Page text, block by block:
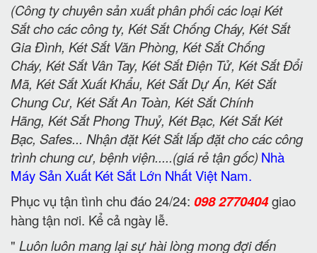
(Công ty chuyên sản xuất phân phối các loại Két
Sắt cho các công ty, Két Sắt Chống Cháy, Két Sắt
Gia Đình, Két Sắt Văn Phòng, Két Sắt Chống
Cháy, Két Sắt Vân Tay, Két Sắt Điện Tử, Két Sắt Đổi
Mã, Két Sắt Xuất Khẩu, Két Sắt Dự Án, Két Sắt
Chung Cư, Két Sắt An Toàn, Két Sắt Chính
Hãng, Két Sắt Phong Thuỷ, Két Bạc, Két Sắt Két
Bạc, Safes... Nhận đặt Két Sắt lắp đặt cho các công
trình chung cư, bệnh viện.....(giá rẻ tận gốc) Nhà
Máy Sản Xuất Két Sắt Lớn Nhất Việt Nam.
Phục vụ tận tình chu đáo 24/24: 098 2770404giao
hàng tận nơi. Kể cả ngày lễ.
" Luôn luôn mang lại sự hài lòng mong đợi đến